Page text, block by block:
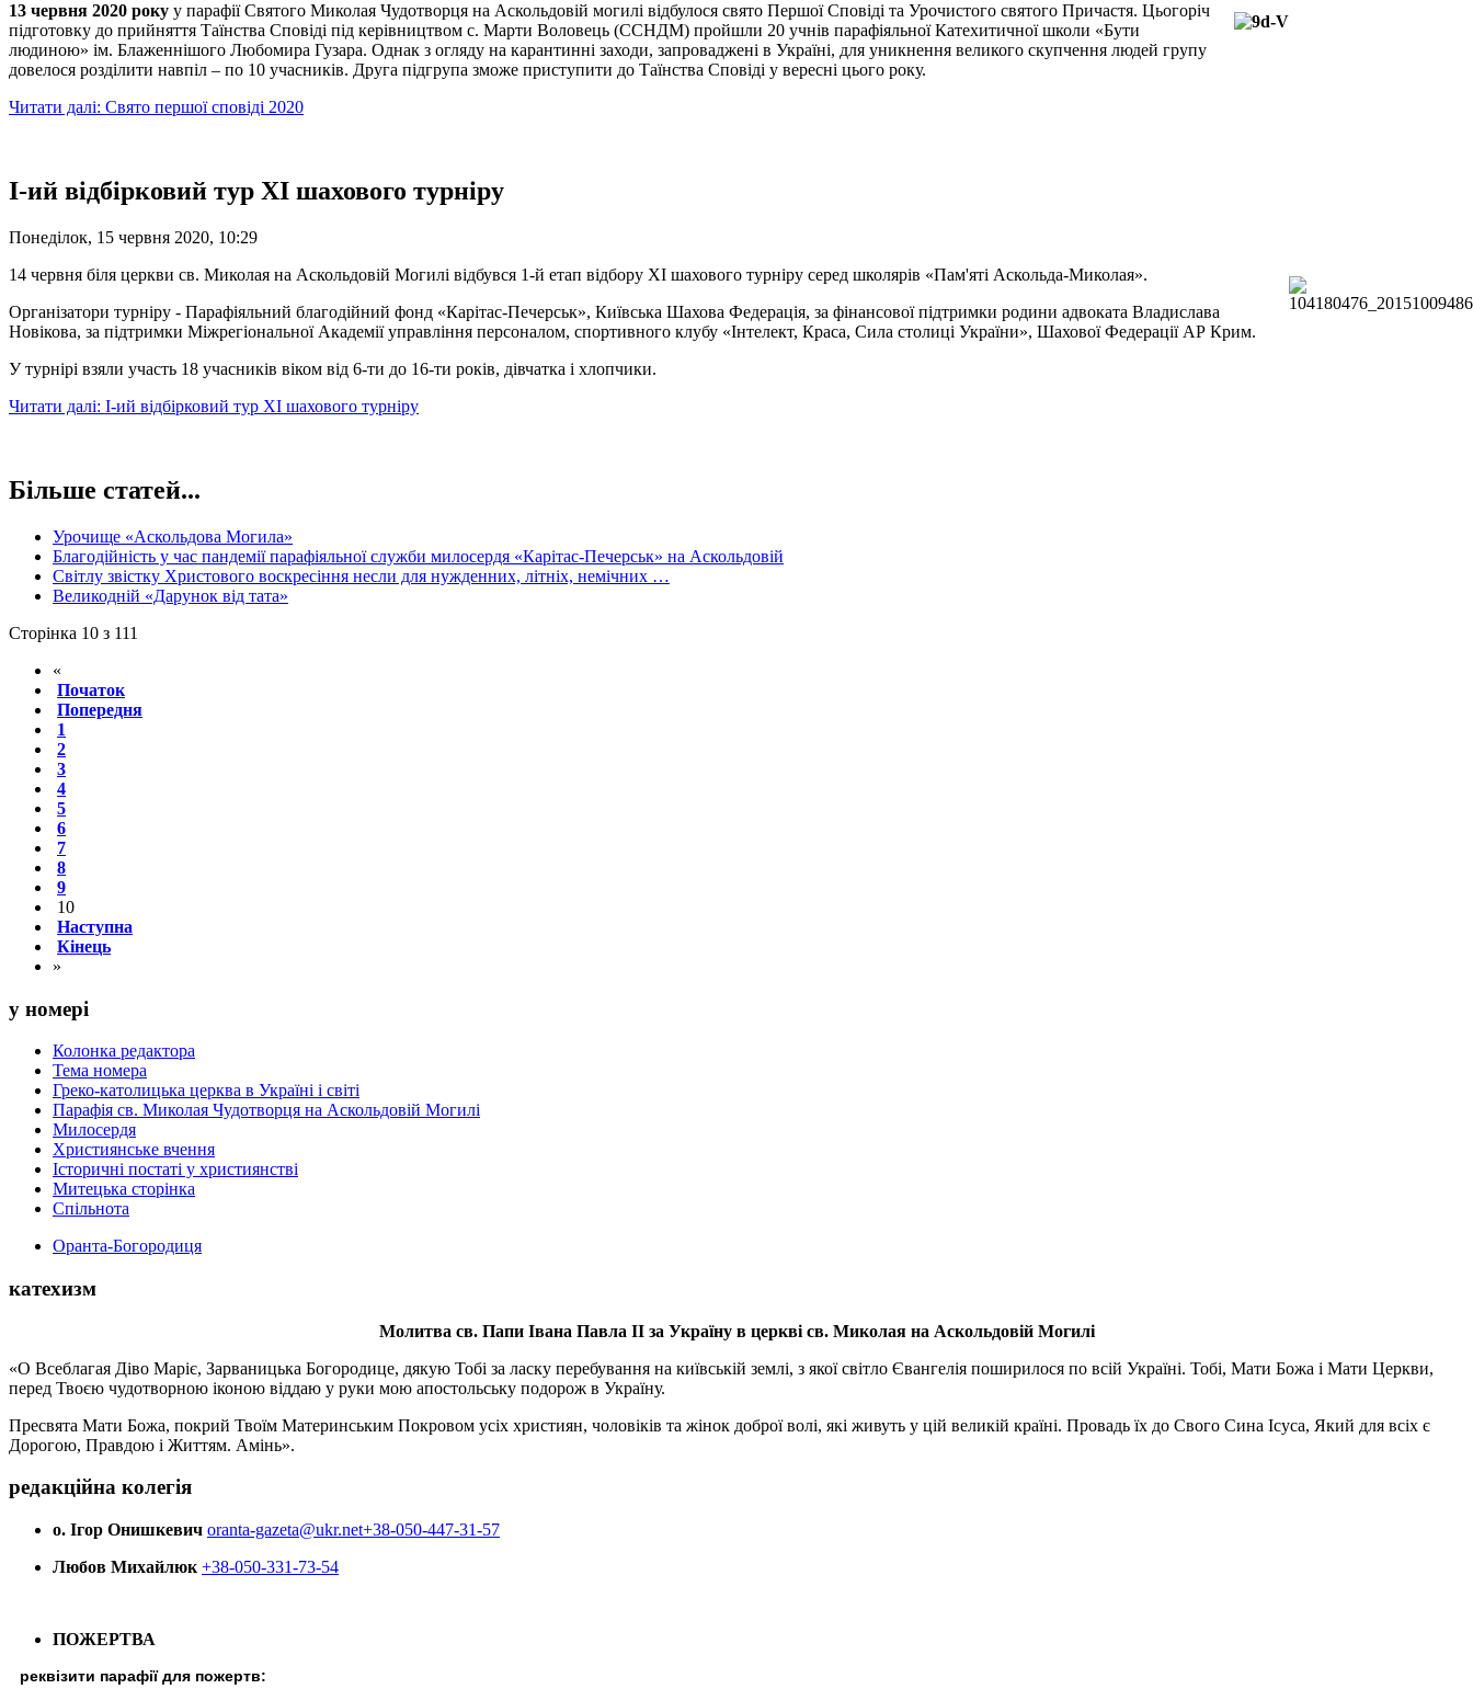
13 червня 2020 року у парафії Святого Миколая Чудотворця на Аскольдовій могилі відбулося свято Першої Сповіді та Урочистого святого Причастя. Цьогоріч
підготовку до прийняття Таїнства Сповіді під керівництвом с. Марти Воловець (ССНДМ) пройшли 20 учнів парафіяльної Катехитичної школи «Бути
людиною» ім. Блаженнішого Любомира Гузара. Однак з огляду на карантинні заходи, запроваджені в Україні, для уникнення великого скупчення людей групу
довелося розділити навпіл – по 10 учасників. Друга підгрупа зможе приступити до Таїнства Сповіді у вересні цього року.
Читати далі: Свято першої сповіді 2020
І-ий відбірковий тур ХІ шахового турніру
Понеділок, 15 червня 2020, 10:29
14 червня біля церкви св. Миколая на Аскольдовій Могилі відбувся 1-й етап відбору ХІ шахового турніру серед школярів «Пам'яті Аскольда-Миколая».
Організатори турніру - Парафіяльний благодійний фонд «Карітас-Печерськ», Київська Шахова Федерація, за фінансової підтримки родини адвоката Владислава
Новікова, за підтримки Міжрегіональної Академії управління персоналом, спортивного клубу «Інтелект, Краса, Сила столиці України», Шахової Федерації АР Крим.
У турнірі взяли участь 18 учасників віком від 6-ти до 16-ти років, дівчатка і хлопчики.
Читати далі: І-ий відбірковий тур ХІ шахового турніру
Більше статей...
Урочище «Аскольдова Могила»
Благодійність у час пандемії парафіяльної служби милосердя «Карітас-Печерськ» на Аскольдовій
Світлу звістку Христового воскресіння несли для нужденних, літніх, немічних …
Великодній «Дарунок від тата»
Сторінка 10 з 111
«
Початок
Попередня
1
2
3
4
5
6
7
8
9
10
Наступна
Кінець
»
у номері
Колонка редактора
Тема номера
Греко-католицька церква в Україні і світі
Парафія св. Миколая Чудотворця на Аскольдовій Могилі
Милосердя
Християнське вчення
Історичні постаті у християнстві
Митецька сторінка
Спільнота
Оранта-Богородиця
катехизм
Молитва св. Папи Івана Павла ІІ за Україну в церкві св. Миколая на Аскольдовій Могилі
«О Всеблагая Діво Маріє, Зарваницька Богородице, дякую Тобі за ласку перебування на київській землі, з якої світло Євангелія поширилося по всій Україні. Тобі, Мати Божа і Мати Церкви,
перед Твоєю чудотворною іконою віддаю у руки мою апостольську подорож в Україну.
Пресвята Мати Божа, покрий Твоїм Материнським Покровом усіх християн, чоловіків та жінок доброї волі, які живуть у цій великій країні. Провадь їх до Свого Сина Ісуса, Який для всіх є
Дорогою, Правдою і Життям. Амінь».
редакційна колегія
о. Ігор Онишкевич oranta-gazeta@ukr.net+38-050-447-31-57
Любов Михайлюк +38-050-331-73-54
ПОЖЕРТВА
реквізити парафії для пожертв: